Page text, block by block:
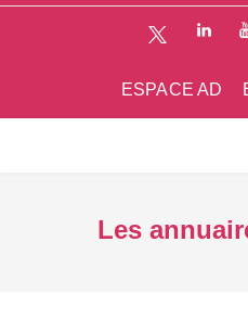
ESPACE AD
Les